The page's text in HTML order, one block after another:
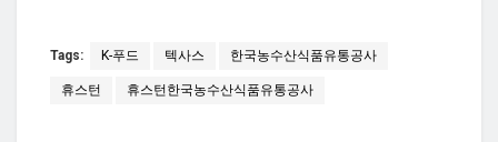
Tags: K-푸드 텍사스 한국농수산식품유통공사
휴스턴 휴스턴한국농수산식품유통공사